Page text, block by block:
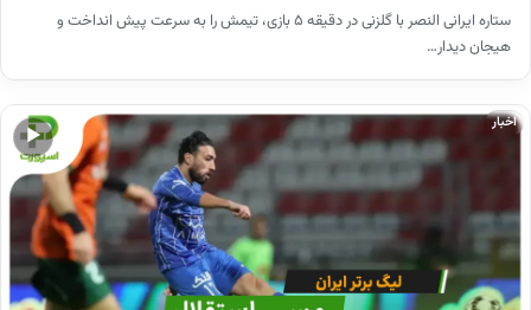
ستاره ایرانی النصر با گلزنی در دقیقه ۵ بازی، تیمش را به سرعت پیش انداخت و
هیجان دیدار…
▶
اخبار